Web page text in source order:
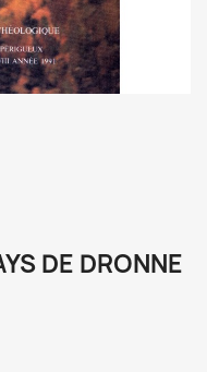
DE DRONNE